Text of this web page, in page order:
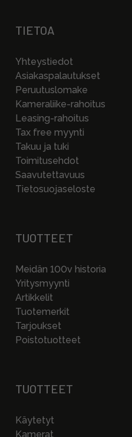
TIETOA
Yhteystiedot
Asiakaspalautukset
Peruutuslomake
Kameraliike-rahoitus
Leasing-rahoitus
Tax free myynti
Takuu ja tuki
Toimitusehdot
Saavutettavuus
Tietosuojaseloste
TUOTTEET
Meidän 100v historia
Yritysmyynti
Artikkelit
Tuotemerkit
Tarjoukset
Poistotuotteet
TUOTTEET
Käytetyt
Kamerat